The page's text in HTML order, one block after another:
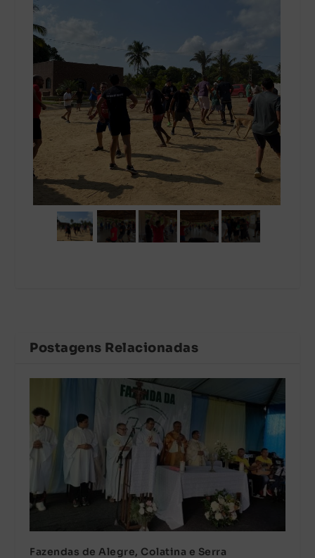
Postagens Relacionadas
Fazendas de Alegre, Colatina e Serra